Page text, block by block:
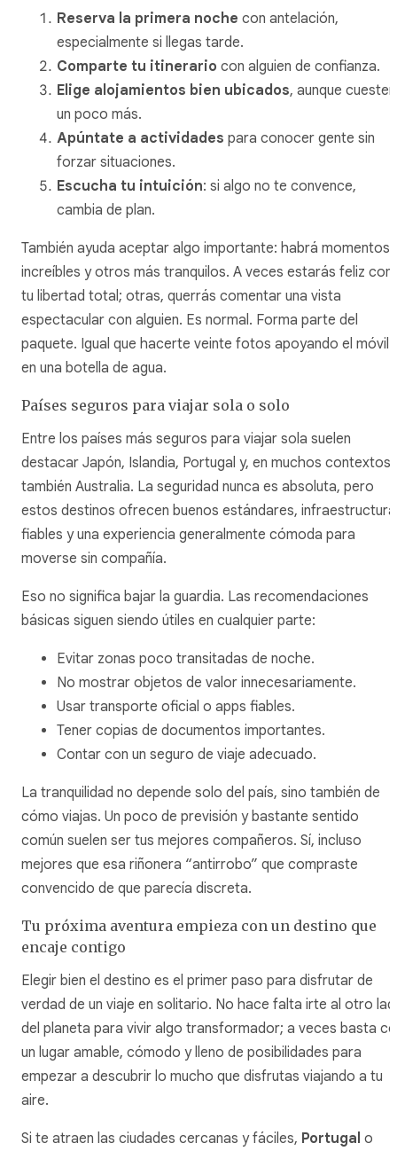
Reserva la primera noche con antelación,
especialmente si llegas tarde.
Comparte tu itinerario con alguien de confianza.
Elige alojamientos bien ubicados, aunque cuesten
un poco más.
Apúntate a actividades para conocer gente sin
forzar situaciones.
Escucha tu intuición: si algo no te convence,
cambia de plan.
También ayuda aceptar algo importante: habrá momentos
increíbles y otros más tranquilos. A veces estarás feliz con
tu libertad total; otras, querrás comentar una vista
espectacular con alguien. Es normal. Forma parte del
paquete. Igual que hacerte veinte fotos apoyando el móvil
en una botella de agua.
Países seguros para viajar sola o solo
Entre los países más seguros para viajar sola suelen
destacar Japón, Islandia, Portugal y, en muchos contextos,
también Australia. La seguridad nunca es absoluta, pero
estos destinos ofrecen buenos estándares,
fiables y una experiencia generalmente cómoda para
moverse sin compañía.
Eso no significa bajar la guardia. Las recomendaciones
básicas siguen siendo útiles en cualquier parte:
Evitar zonas poco transitadas de noche.
No mostrar objetos de valor innecesariamente.
Usar transporte oficial o apps fiables.
Tener copias de documentos importantes.
Contar con un seguro de viaje adecuado.
La tranquilidad no depende solo del país, sino también de
cómo viajas. Un poco de previsión y bastante sentido
común suelen ser tus mejores compañeros. Sí, incluso
mejores que esa riñonera “antirrobo” que compraste
convencido de que parecía discreta.
Tu próxima aventura empieza con un destino que
encaje contigo
Elegir bien el destino es el primer paso para disfrutar de
verdad de un viaje en solitario. No hace falta irte al otro
del planeta para vivir algo transformador; a veces basta
un lugar amable, cómodo y lleno de posibilidades para
empezar a descubrir lo mucho que disfrutas viajando a tu
aire.
Si te atraen las ciudades cercanas y fáciles, Portugal o